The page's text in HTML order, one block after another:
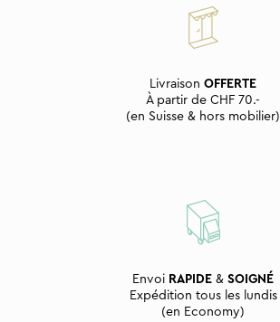
Livraison OFFERTE
À partir de CHF 70.-
(en Suisse & hors mobilier)
Envoi RAPIDE & SOIGNÉ
Expédition tous les lundis
(en Economy)